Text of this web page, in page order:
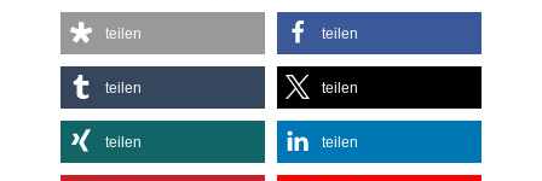
teilen teilen
teilen teilen
teilen teilen